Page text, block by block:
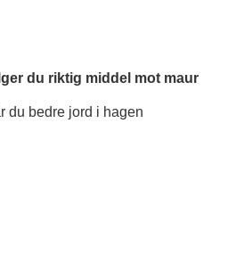
du riktig middel mot maur